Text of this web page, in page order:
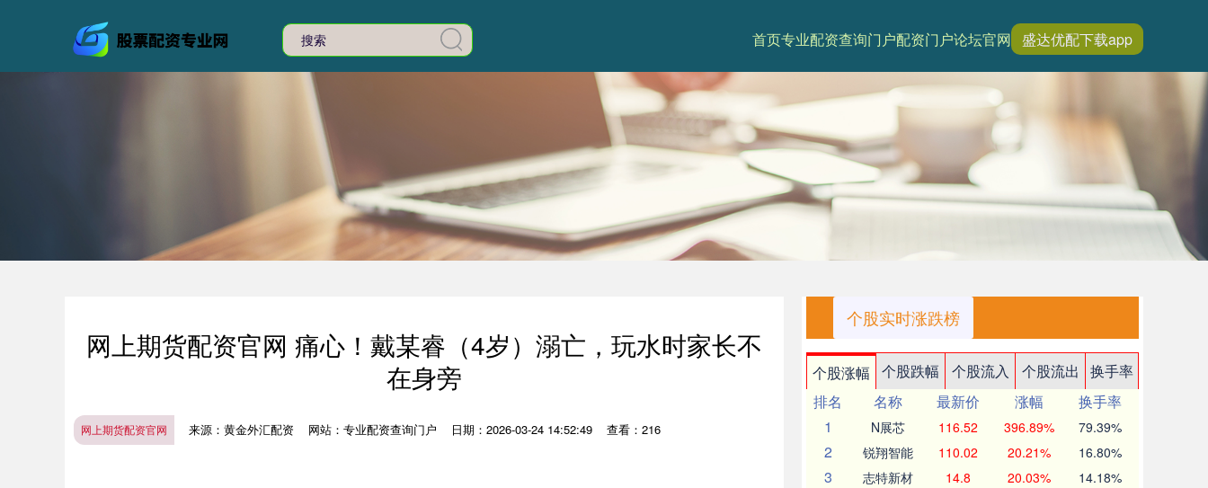
首页专业配资查询门户配资门户论坛官网 盛达优配下载app
网上期货配资官网 痛心！戴某睿（4岁）溺亡，玩水时家长不
在身旁
网上期货配资官网 来源：黄金外汇配资 网站：专业配资查询门户 日期：2026-03-24 14:52:49 查看：216
个股实时涨跌榜
个股涨幅 个股跌幅 个股流入 个股流出
换手率
排名
名称 最新价 涨幅
换手率
1
N展芯 116.52 396.89% 79.39%
2 锐翔智能 110.02 20.21% 16.80%
3 志特新材 14.8 20.03% 14.18%